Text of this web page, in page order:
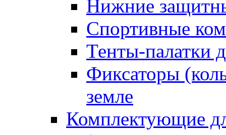
Нижние
Спортивные
Тенты-палатки
Фиксаторы
земле
Комплектующие